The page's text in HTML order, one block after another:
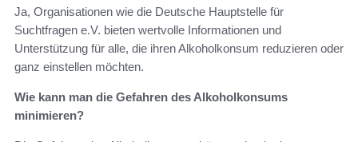
Ja, Organisationen wie die Deutsche Hauptstelle für
Suchtfragen e.V. bieten wertvolle Informationen und
Unterstützung für alle, die ihren Alkoholkonsum reduzieren oder
ganz einstellen möchten.
Wie kann man die Gefahren des Alkoholkonsums
minimieren?